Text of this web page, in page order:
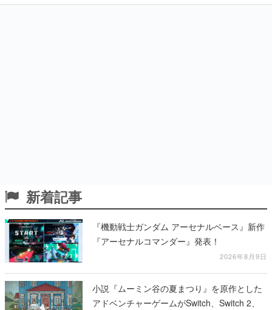
新着記事
『機動戦士ガンダム アーセナルベース』新作
『アーセナルコマンダー』発表！
2026年8月9日
小説『ムーミン谷の夏まつり』を原作とした
アドベンチャーゲームがSwitch、Switch 2、